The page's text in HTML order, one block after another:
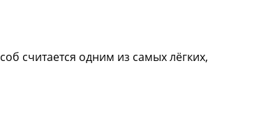
считается одним из самых лёгких,